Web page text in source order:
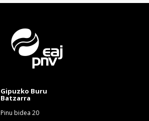
Gipuzko Buru
Batzarra
Pinu bidea 20